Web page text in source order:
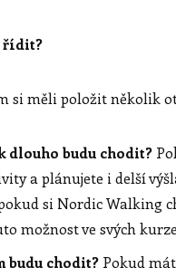
řídit?
si měli položit několik
dlouho budu chodit?
a plánujete i delší
si Nordic Walking
možnost ve svých
budu chodit? Pokud